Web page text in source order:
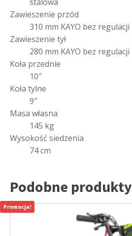
Zawieszenie przód
310 mm KAYO bez regulacji
Zawieszenie tył
280 mm KAYO bez regulacji
Koła przednie
10″
Koła tylne
9″
Masa własna
145 kg
Wysokość siedzenia
74 cm
Podobne produkty
Promocja!